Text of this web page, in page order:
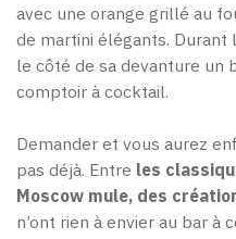
avec une orange grillé au
de martini élégants. Durant
le côté de sa devanture un
comptoir à cocktail.
Demander et vous aurez
pas déjà. Entre les
Moscow mule, des
n’ont rien à envier au bar à